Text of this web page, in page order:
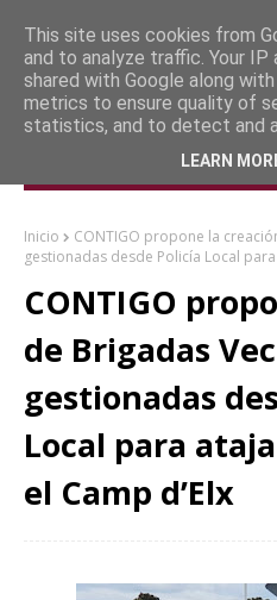
Inicio
CONTIGO propone la
gestionadas desde Policía Local
CONTIGO
de Brigadas
gestionadas
Local para
el Camp d’Elx
This site uses cookies from
and to analyze traffic. Your IP
shared with Google along
metrics to ensure quality of
statistics, and to detect and
LEARN